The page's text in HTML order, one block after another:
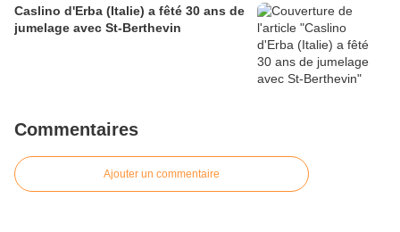
Caslino d'Erba (Italie) a fêté 30 ans de
jumelage avec St-Berthevin
Commentaires
Ajouter un commentaire